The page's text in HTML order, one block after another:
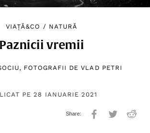
VIAȚĂ&CO / NATURĂ
Paznicii vremii
, FOTOGRAFII DEVLAD PETRI
PE 28 IANUARIE 2021